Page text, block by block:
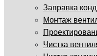
Заправка
Монтаж
Чистка